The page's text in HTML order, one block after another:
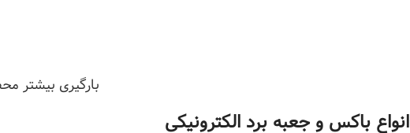
بارگیری بیشتر
انواع باکس و جعبه برد الکترونیکی